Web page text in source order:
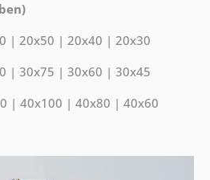
| 20x50 | 20x40 | 20x30
| 30x75 | 30x60 | 30x45
| 40x100 | 40x80 | 40x60